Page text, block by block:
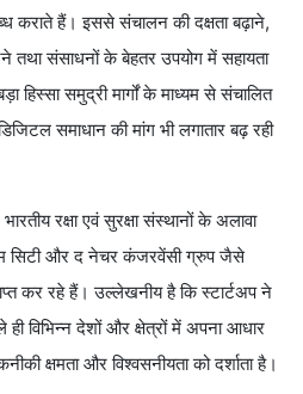
कराते हैं। इससे संचालन की दक्षता बढ़ाने,
तथा संसाधनों के बेहतर उपयोग में सहायता
हिस्सा समुद्री मार्गों के माध्यम से संचालित
समाधान की मांग भी लगातार बढ़ रही
रक्षा एवं सुरक्षा संस्थानों के अलावा
सिटी और द नेचर कंजरवेंसी ग्रुप जैसे
कर रहे हैं। उल्लेखनीय है कि स्टार्टअप ने
विभिन्न देशों और क्षेत्रों में अपना आधार
क्षमता और विश्वसनीयता को दर्शाता है।